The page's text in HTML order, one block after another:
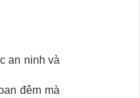
an ninh và
đêm mà